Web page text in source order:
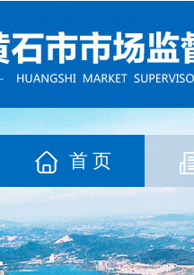
首 页